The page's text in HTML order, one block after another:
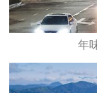
年